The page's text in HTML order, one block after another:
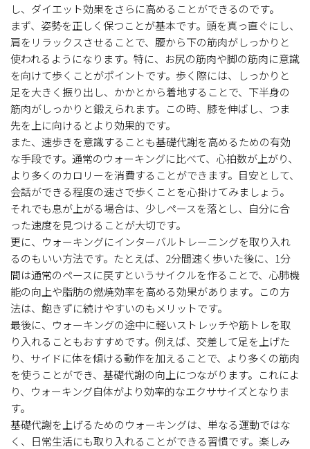
し、ダイエット効果をさらに高めることができるのです。
まず、姿勢を正しく保つことが基本です。頭を真っ直ぐにし、
肩をリラックスさせることで、腰から下の筋肉がしっかりと
使われるようになります。特に、お尻の筋肉や脚の筋肉に意識
を向けて歩くことがポイントです。歩く際には、しっかりと
足を大きく振り出し、かかとから着地することで、下半身の
筋肉がしっかりと鍛えられます。この時、膝を伸ばし、つま
先を上に向けるとより効果的です。
また、速歩きを意識することも基礎代謝を高めるための有効
な手段です。通常のウォーキングに比べて、心拍数が上がり、
より多くのカロリーを消費することができます。目安として、
会話ができる程度の速さで歩くことを心掛けてみましょう。
それでも息が上がる場合は、少しペースを落とし、自分に合
った速度を見つけることが大切です。
更に、ウォーキングにインターバルトレーニングを取り入れ
るのもいい方法です。たとえば、2分間速く歩いた後に、1分
間は通常のペースに戻すというサイクルを作ることで、心肺機
能の向上や脂肪の燃焼効率を高める効果があります。この方
法は、飽きずに続けやすいのもメリットです。
最後に、ウォーキングの途中に軽いストレッチや筋トレを取
り入れることもおすすめです。例えば、交差して足を上げた
り、サイドに体を傾ける動作を加えることで、より多くの筋肉
を使うことができ、基礎代謝の向上につながります。これによ
り、ウォーキング自体がより効率的なエクササイズとなりま
す。
基礎代謝を上げるためのウォーキングは、単なる運動ではな
く、日常生活にも取り入れることができる習慣です。楽しみ